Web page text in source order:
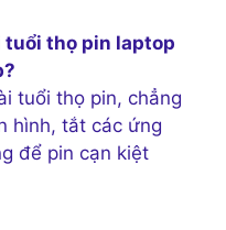
tuổi thọ pin laptop
tuổi thọ pin, chẳng
hình, tắt các ứng
để pin cạn kiệt